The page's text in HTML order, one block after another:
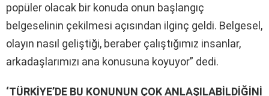
popüler olacak bir konuda onun başlangıç
belgeselinin çekilmesi açısından ilginç geldi. Belgesel,
olayın nasıl geliştiği, beraber çalıştığımız insanlar,
arkadaşlarımızı ana konusuna koyuyor” dedi.
‘TÜRKİYE’DE BU KONUNUN ÇOK ANLAŞILABİLDİĞİNİ